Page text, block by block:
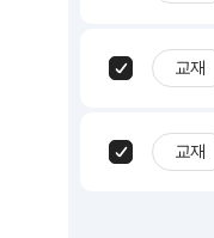
교재
교재